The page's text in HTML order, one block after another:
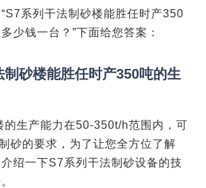
系列干法制砂楼能胜任时产350
少钱一台？”下面给您答案：
制砂楼能胜任时产350吨的生
的生产能力在50-350t/h范围内，可
砂的要求，为了让您全方位了解
绍一下S7系列干法制砂设备的技